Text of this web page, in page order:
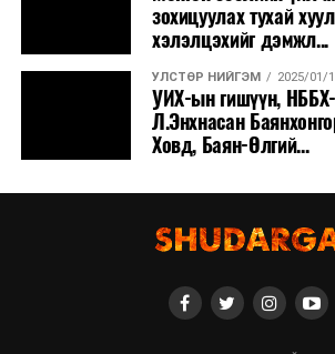
зохицуулах тухай
хэлэлцэхийг дэмжл...
УЛСТӨР НИЙГЭМ 2025/01/
УИХ-ын гишүүн,
Л.Энхнасан
Ховд, Баян-Өлгий...